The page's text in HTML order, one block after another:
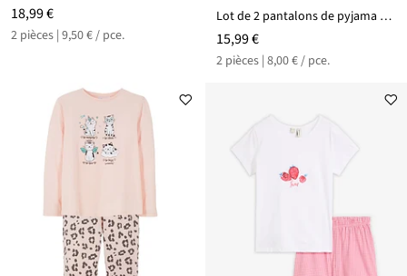
18,99 €
2 pièces | 9,50 € / pce.
Lot de 2 pantalons de pyjama 100% coton
15,99 €
2 pièces | 8,00 € / pce.